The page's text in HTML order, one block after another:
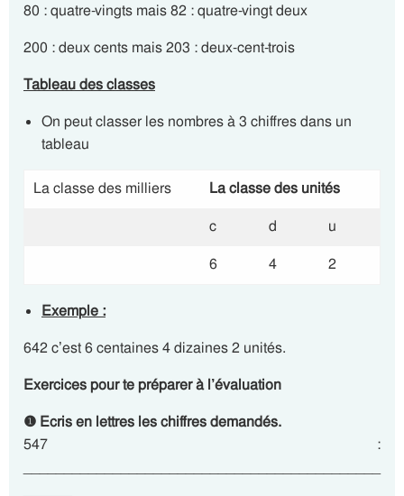
80 : quatre-vingts mais 82 : quatre-vingt deux
200 : deux cents mais 203 : deux-cent-trois
Tableau des classes
On peut classer les nombres à 3 chiffres dans un
tableau
La classe des milliers
La classe des unités
c
d
u
6
4 2
Exemple :
642 c’est 6 centaines 4 dizaines 2 unités.
Exercices pour te préparer à l’évaluation
❶ Ecris en lettres les chiffres demandés.
547 :